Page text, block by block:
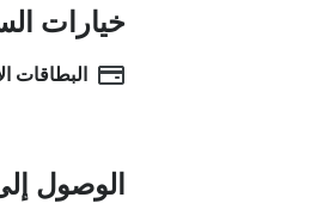
خيارات
البطاقات
الوصول